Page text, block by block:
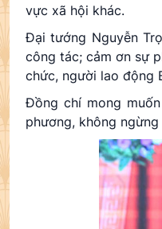
vực xã hội khác.
Đại tướng Nguyễn
công tác; cảm ơn sự
chức, người lao động
Đồng chí mong
phương, không